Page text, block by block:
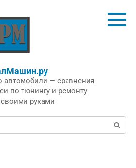
автомобили — сравнения
по тюнингу и ремонту
руками